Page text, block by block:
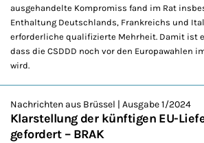
ausgehandelte Kompromiss fand im Rat
Enthaltung Deutschlands, Frankreichs und
erforderliche qualifizierte Mehrheit. Damit ist
dass die CSDDD noch vor den Europawahlen
wird.
Nachrichten aus Brüssel | Ausgabe 1/2024
Klarstellung der künftigen EU-
gefordert – BRAK